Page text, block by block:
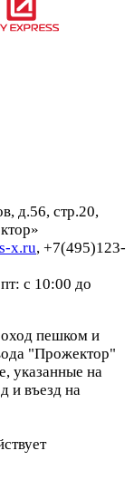
д.56, стр.20,
x.ru, +7(495)123-
с 10:00 до
пешком и
"Прожектор"
указанные на
и въезд на